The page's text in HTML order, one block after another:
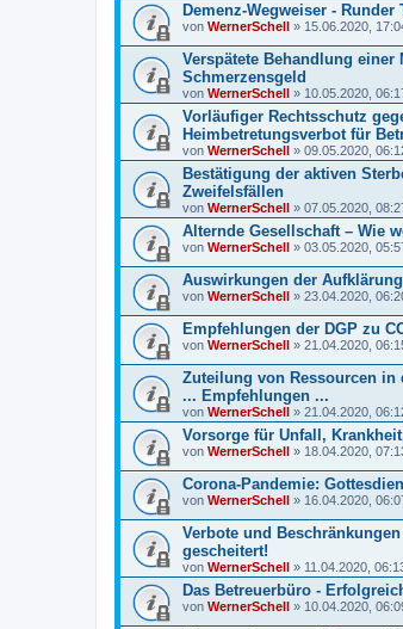
Demenz-Wegweiser -
von WernerSchell » 15.06.2020,
Verspätete Behandlung
Schmerzensgeld
von WernerSchell » 10.05.2020,
Vorläufiger Rechtsschutz
Heimbetretungsverbot für
von WernerSchell » 09.05.2020,
Bestätigung der aktiven
Zweifelsfällen
von WernerSchell » 07.05.2020,
Alternde Gesellschaft – Wie
von WernerSchell » 03.05.2020,
Auswirkungen der
von WernerSchell » 23.04.2020,
Empfehlungen der DGP zu
von WernerSchell » 21.04.2020,
Zuteilung von Ressourcen in
... Empfehlungen ...
von WernerSchell » 21.04.2020,
Vorsorge für Unfall,
von WernerSchell » 18.04.2020,
Corona-Pandemie:
von WernerSchell » 16.04.2020,
Verbote und
gescheitert!
von WernerSchell » 11.04.2020,
Das Betreuerbüro -
von WernerSchell » 10.04.2020,